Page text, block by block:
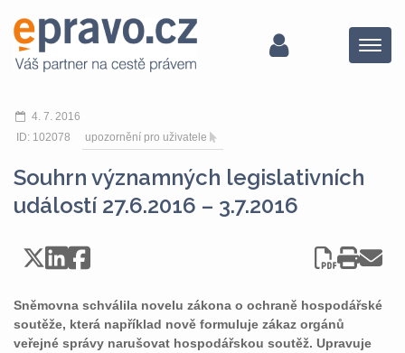
Menu
4. 7. 2016
ID: 102078
upozornění pro uživatele
Souhrn významných legislativních
událostí 27.6.2016 – 3.7.2016
Sněmovna schválila novelu zákona o ochraně hospodářské
soutěže, která například nově formuluje zákaz orgánů
veřejné správy narušovat hospodářskou soutěž. Upravuje